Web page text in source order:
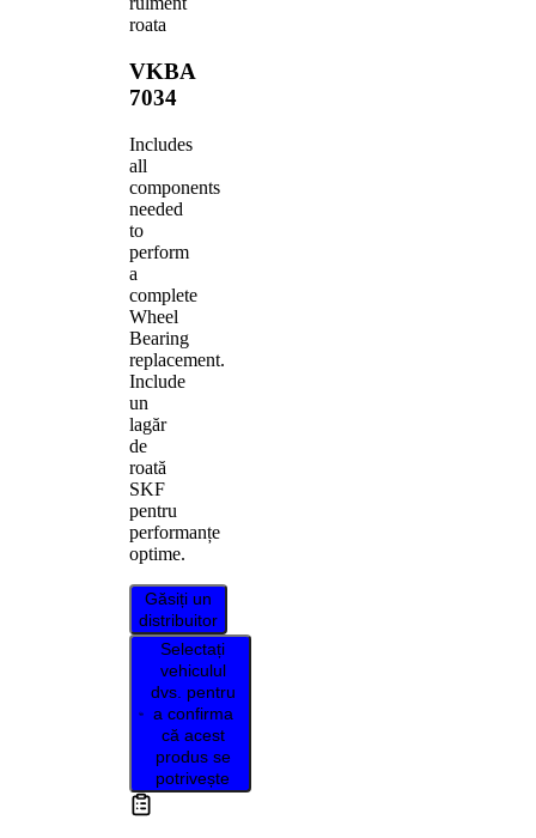
roata
VKBA
7034
Includes
all
components
needed
to
perform
a
complete
Wheel
Bearing
replacement.
Include
un
lagăr
de
roată
SKF
pentru
performanțe
optime.
Găsiți un
distribuitor
Selectați
vehiculul
dvs. pentru
a confirma
că acest
produs se
potrivește